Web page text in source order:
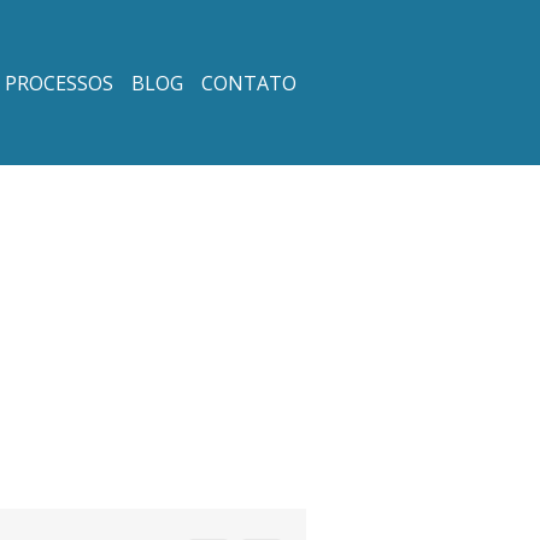
PROCESSOS BLOG CONTATO